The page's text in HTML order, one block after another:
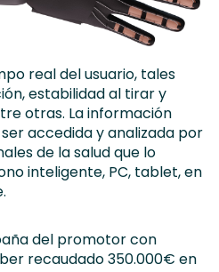
real del usuario, tales
estabilidad al tirar y
otras. La información
accedida y analizada por
de la salud que lo
inteligente, PC, tablet, en
del promotor con
recaudado 350.000€ en